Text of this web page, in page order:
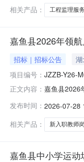
相关产品：
工程监理服务
嘉鱼县2026年领
招标｜招标公告
项目编号： JZZB-Y26-
正文内容： 嘉鱼县2026
式：竞争性
教
发布时间： 2026-07-28
相关产品：
新入职教师
嘉鱼县中小学运